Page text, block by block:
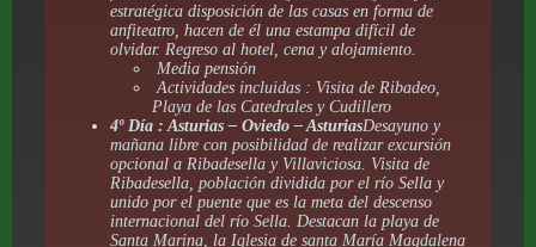
estratégica disposición de las casas en forma de
anfiteatro, hacen de él una estampa difícil de
olvidar. Regreso al hotel, cena y alojamiento.
Media pensión
Actividades incluidas : Visita de Ribadeo,
Playa de las Catedrales y Cudillero
4º Día : Asturias – Oviedo – AsturiasDesayuno y
mañana libre con posibilidad de realizar excursión
opcional a Ribadesella y Villaviciosa. Visita de
Ribadesella, población dividida por el río Sella y
unido por el puente que es la meta del descenso
internacional del río Sella. Destacan la playa de
Santa Marina, la Iglesia de santa María Magdalena